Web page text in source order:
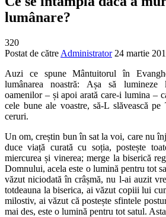
lumânare?
320
Postat de către Administrator 24 martie
Auzi ce spune Mântuitorul în
lumânarea noastră: Așa să lumineze
oamenilor – și apoi arată care-i lumina –
cele bune ale voastre, să-L slăvească
ceruri.
Un om, creștin bun în sat la voi, care nu
duce viață curată cu soția, postește
miercurea și vinerea; merge la biserică
Domnului, acela este o lumină pentru tot
văzut niciodată în crâșmă, nu l-ai auzit
totdeauna la biserica, ai văzut copiii lui
milostiv, ai văzut că postește sfintele
mai des, este o lumină pentru tot satul.